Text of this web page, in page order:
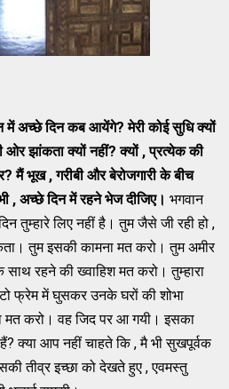
अच्छे दिन कब आयेंगे? मेरी कोई सुधि क्यों
ओर झांकता क्यों नहीं? क्यों , प्रत्येक की
मैं भूख , गरीबी और बेरोजगारी के बीच
, अच्छे दिन में रहने भेज दीजिए। भगवान
तुम्हारे लिए नहीं है। तुम जैसे जी रही हो ,
तुम इसकी कामना मत करो। तुम अमीर
रहने की ख्वाहिश मत करो। तुम्हारा
फ्रेम में घुसकर उनके घरों की शोभा
करो। वह जिद पर आ गयी। इसका
क्या आप नहीं चाहते कि , मै भी सुखपूर्वक
तीव्र इच्छा को देखते हुए , एवमस्तु